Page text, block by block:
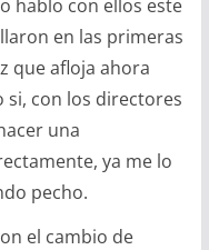
hablo con ellos este
en las primeras
que afloja ahora
si, con los directores
una
ya me lo
pecho.
el cambio de